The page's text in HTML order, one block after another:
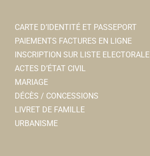
CARTE D’IDENTITÉ ET PASSEPORT
PAIEMENTS FACTURES EN LIGNE
INSCRIPTION SUR LISTE ELECTORALE
ACTES D’ÉTAT CIVIL
MARIAGE
DÉCÈS / CONCESSIONS
LIVRET DE FAMILLE
URBANISME